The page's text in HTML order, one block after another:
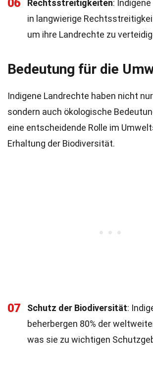
06 Rechtsstreitigkeiten:
in langwierige
um ihre Landrechte zu
Bedeutung für die
Indigene Landrechte haben nicht
sondern auch ökologische
eine entscheidende Rolle im
Erhaltung der Biodiversität.
07 Schutz der Biodiversität:
beherbergen 80% der
was sie zu wichtigen